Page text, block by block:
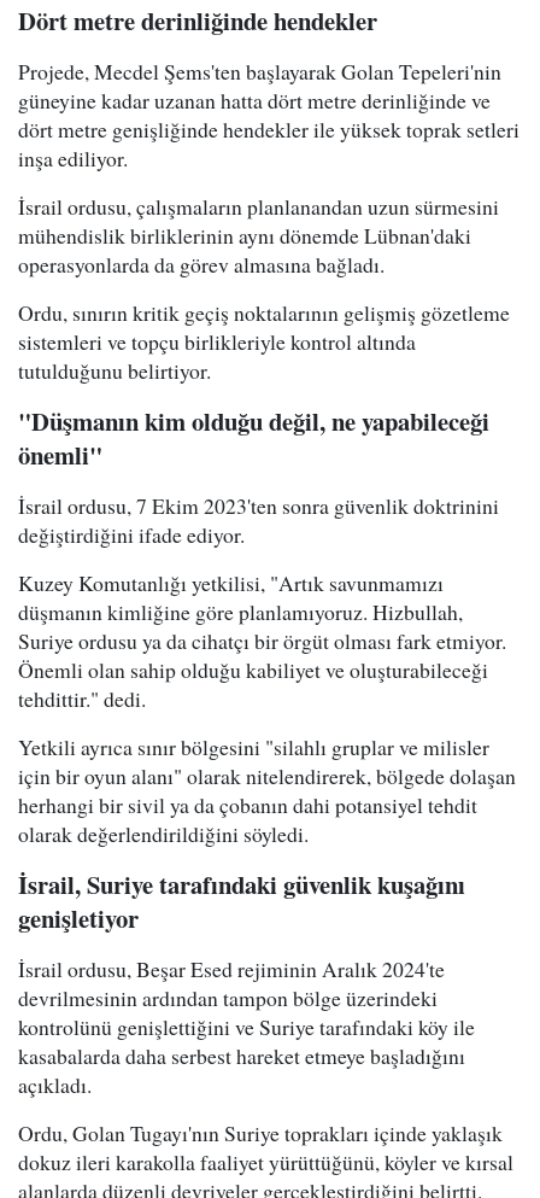
Dört metre derinliğinde hendekler
Projede, Mecdel Şems'ten başlayarak Golan Tepeleri'nin
güneyine kadar uzanan hatta dört metre derinliğinde ve
dört metre genişliğinde hendekler ile yüksek toprak setleri
inşa ediliyor.
İsrail ordusu, çalışmaların planlanandan uzun sürmesini
mühendislik birliklerinin aynı dönemde Lübnan'daki
operasyonlarda da görev almasına bağladı.
Ordu, sınırın kritik geçiş noktalarının gelişmiş gözetleme
sistemleri ve topçu birlikleriyle kontrol altında
tutulduğunu belirtiyor.
"Düşmanın kim olduğu değil, ne yapabileceği
önemli"
İsrail ordusu, 7 Ekim 2023'ten sonra güvenlik doktrinini
değiştirdiğini ifade ediyor.
Kuzey Komutanlığı yetkilisi, "Artık savunmamızı
düşmanın kimliğine göre planlamıyoruz. Hizbullah,
Suriye ordusu ya da cihatçı bir örgüt olması fark etmiyor.
Önemli olan sahip olduğu kabiliyet ve oluşturabileceği
tehdittir." dedi.
Yetkili ayrıca sınır bölgesini "silahlı gruplar ve milisler
için bir oyun alanı" olarak nitelendirerek, bölgede dolaşan
herhangi bir sivil ya da çobanın dahi potansiyel tehdit
olarak değerlendirildiğini söyledi.
İsrail, Suriye tarafındaki güvenlik kuşağını
genişletiyor
İsrail ordusu, Beşar Esed rejiminin Aralık 2024'te
devrilmesinin ardından tampon bölge üzerindeki
kontrolünü genişlettiğini ve Suriye tarafındaki köy ile
kasabalarda daha serbest hareket etmeye başladığını
açıkladı.
Ordu, Golan Tugayı'nın Suriye toprakları içinde yaklaşık
dokuz ileri karakolla faaliyet yürüttüğünü, köyler ve kırsal
alanlarda düzenli devriyeler gerçekleştirdiğini belirtti.